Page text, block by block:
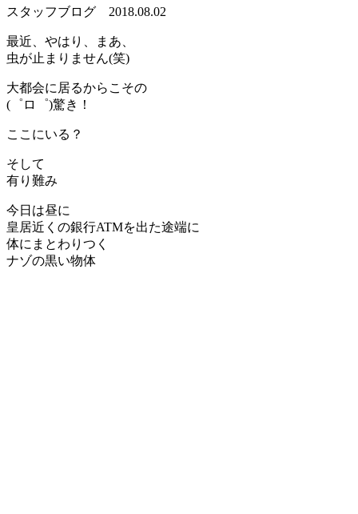
スタッフブログ 2018.08.02
最近、やはり、まあ、
虫が止まりません(笑)
大都会に居るからこその
(゜ロ゜)驚き！
ここにいる？
そして
有り難み
今日は昼に
皇居近くの銀行ATMを出た途端に
体にまとわりつく
ナゾの黒い物体